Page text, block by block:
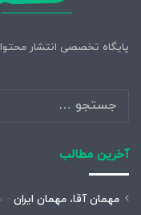
پایگاه تخصصی انتشار
آخرین مطالب
مهمان آقا، مهمان ایران ۱۰